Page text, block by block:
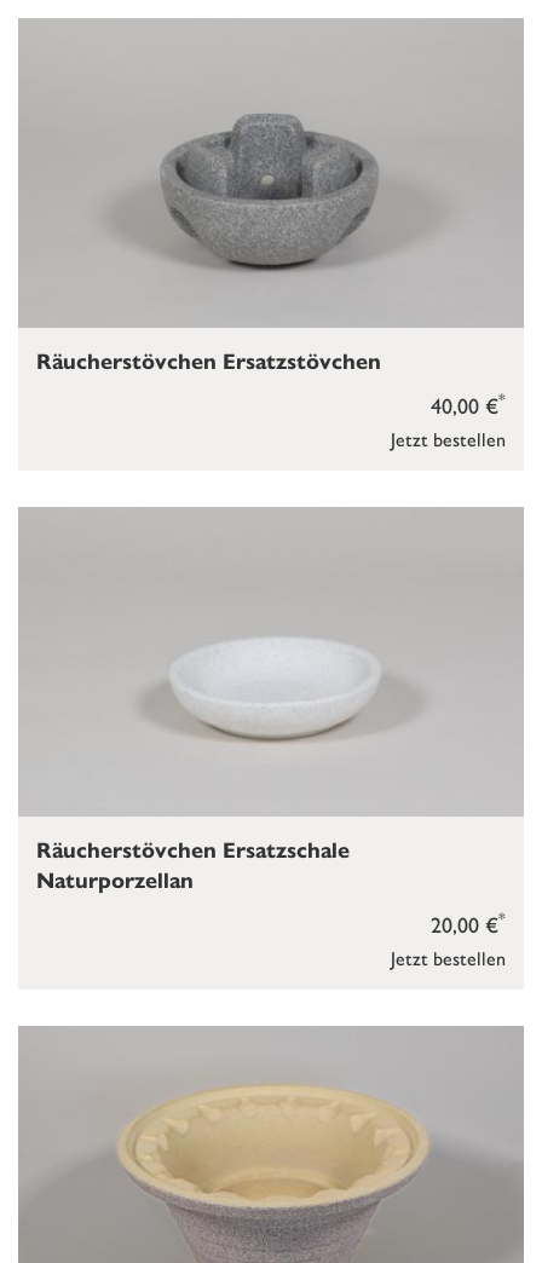
Jetzt bestellen
40,00 €*
Räucherstövchen Ersatzstövchen
Jetzt bestellen
20,00 €*
Räucherstövchen Ersatzschale
Naturporzellan